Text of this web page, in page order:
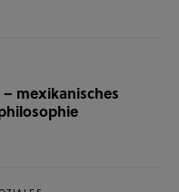
mexikanisches